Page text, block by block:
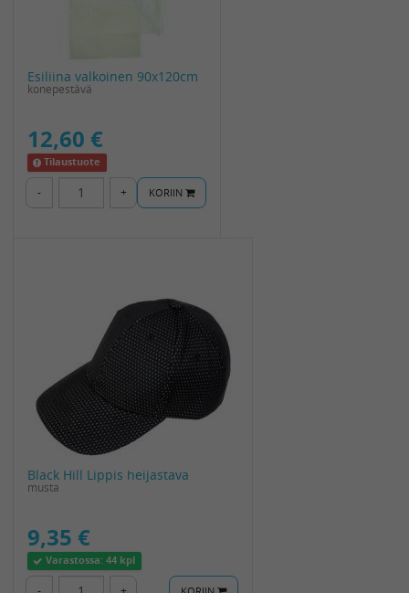
Esiliina valkoinen 90x120cm
konepestävä
12,60 €
Tilaustuote
- + KORIIN
Black Hill Lippis heijastava
musta
9,35 €
Varastossa:44 kpl